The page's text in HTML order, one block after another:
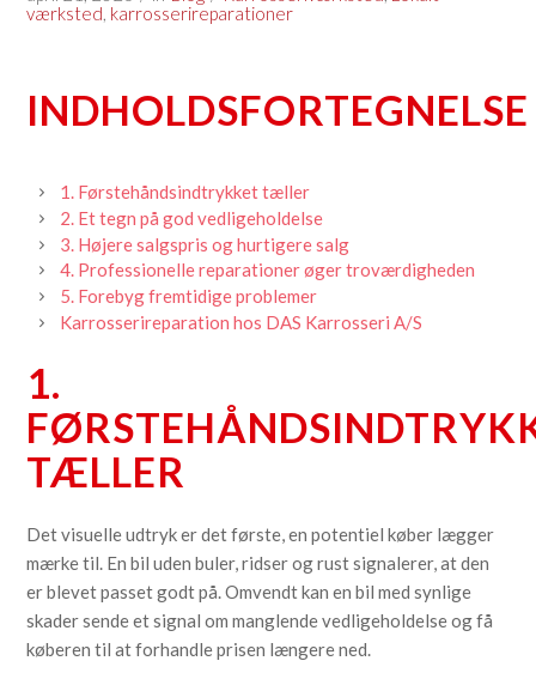
værksted, karrosserireparationer
INDHOLDSFORTEGNELSE
1. Førstehåndsindtrykket tæller
2. Et tegn på god vedligeholdelse
3. Højere salgspris og hurtigere salg
4. Professionelle reparationer øger troværdigheden
5. Forebyg fremtidige problemer
Karrosserireparation hos DAS Karrosseri A/S
1.
TÆLLER
Det visuelle udtryk er det første, en potentiel køber lægger
mærke til. En bil uden buler, ridser og rust signalerer, at den
er blevet passet godt på. Omvendt kan en bil med synlige
skader sende et signal om manglende vedligeholdelse og få
køberen til at forhandle prisen længere ned.